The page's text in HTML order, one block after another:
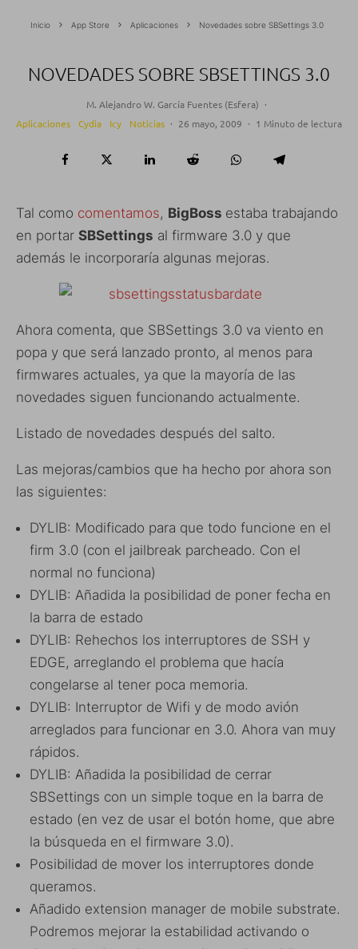
Inicio App Store Aplicaciones Novedades sobre SBSettings 3.0
NOVEDADES SOBRE SBSETTINGS 3.0
M. Alejandro W. García Fuentes (Esfera) ·
Aplicaciones
Cydia Icy Noticias · 26 mayo, 2009 · 1 Minuto de lectura
Tal como comentamos, BigBoss estaba trabajando
en portar SBSettings al firmware 3.0 y que
además le incorporaría algunas mejoras.
Ahora comenta, que SBSettings 3.0 va viento en
popa y que será lanzado pronto, al menos para
firmwares actuales, ya que la mayoría de las
novedades siguen funcionando actualmente.
Listado de novedades después del salto.
Las mejoras/cambios que ha hecho por ahora son
las siguientes:
DYLIB: Modificado para que todo funcione en el
firm 3.0 (con el jailbreak parcheado. Con el
normal no funciona)
DYLIB: Añadida la posibilidad de poner fecha en
la barra de estado
DYLIB: Rehechos los interruptores de SSH y
EDGE, arreglando el problema que hacía
congelarse al tener poca memoria.
DYLIB: Interruptor de Wifi y de modo avión
arreglados para funcionar en 3.0. Ahora van muy
rápidos.
DYLIB: Añadida la posibilidad de cerrar
SBSettings con un simple toque en la barra de
estado (en vez de usar el botón home, que abre
la búsqueda en el firmware 3.0).
Posibilidad de mover los interruptores donde
queramos.
Añadido extension manager de mobile substrate.
Podremos mejorar la estabilidad activando o